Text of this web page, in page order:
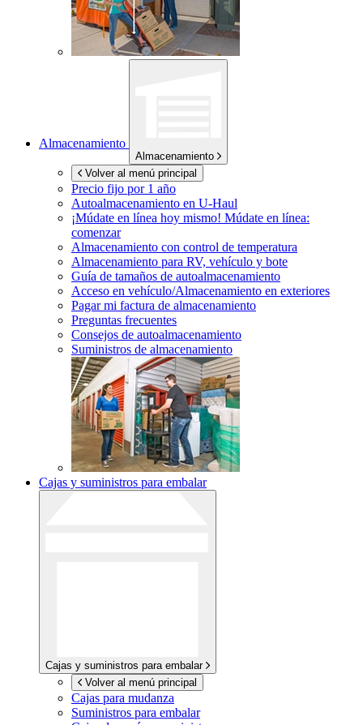
Almacenamiento
Almacenamiento
Volver al menú principal
Precio fijo por 1 año
Autoalmacenamiento en U-Haul
¡Múdate en línea hoy mismo! Múdate en línea:
comenzar
Almacenamiento con control de temperatura
Almacenamiento para RV, vehículo y bote
Guía de tamaños de autoalmacenamiento
Acceso en vehículo/Almacenamiento en exteriores
Pagar mi factura de almacenamiento
Preguntas frecuentes
Consejos de autoalmacenamiento
Suministros de almacenamiento
Cajas y suministros para embalar
Cajas y suministros para embalar
Volver al menú principal
Cajas para mudanza
Suministros para embalar